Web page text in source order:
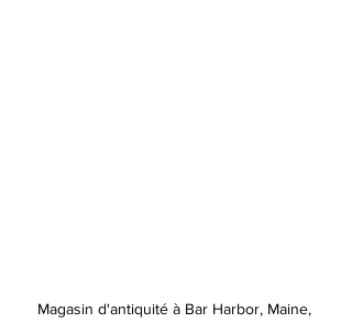
Magasin d'antiquité à Bar Harbor, Maine,